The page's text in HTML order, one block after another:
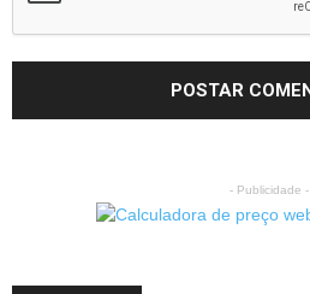
- Publicidade -